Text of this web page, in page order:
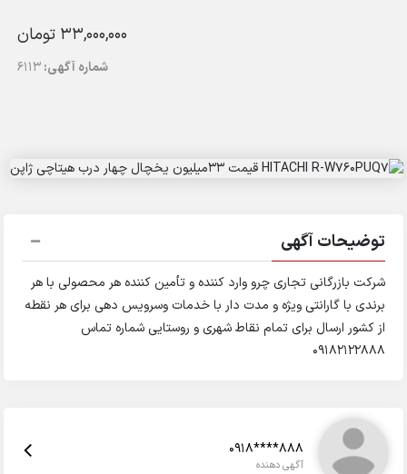
33,000,000 تومان
شماره آگهی:6113
توضیحات آگهی
شرکت بازرگانی تجاری چرو وارد کننده و تأمین کننده هر محصولی با هر
برندی با گارانتی ویژه و مدت دار با خدمات وسرویس دهی برای هر نقطه
از کشور ارسال برای تمام نقاط شهری و روستایی شماره تماس
09182122888‌‌
0918****888
آگهی دهنده